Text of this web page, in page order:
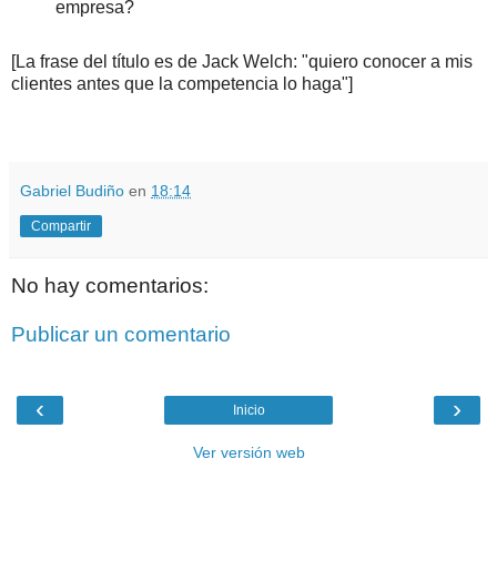
empresa?
[La frase del título es de Jack Welch: "quiero conocer a mis
clientes antes que la competencia lo haga"]
Gabriel Budiño en 18:14
Compartir
No hay comentarios:
Publicar un comentario
‹ ›
Inicio
Ver versión web